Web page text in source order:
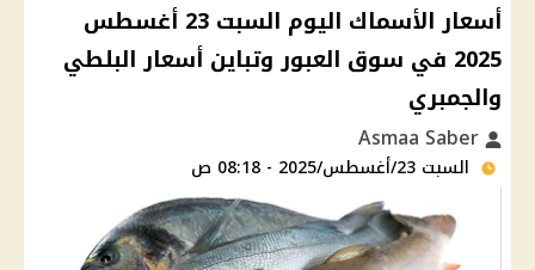
أسعار الأسماك اليوم السبت 23 أغسطس
2025 في سوق العبور وتباين أسعار البلطي
والجمبري
السبت 23/أغسطس/2025 - 08:18 ص